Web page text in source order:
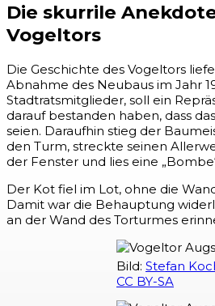
Die skurrile
Vogeltors
Die Geschichte des Vogeltors
Abnahme des Neubaus im Jahr
Stadtratsmitglieder, soll ein
darauf bestanden haben, dass
seien. Daraufhin stieg der
den Turm, streckte seinen
der Fenster und lies eine
Der Kot fiel im Lot, ohne die
Damit war die Behauptung
an der Wand des Torturmes
Bild: Stefan
CC BY-SA